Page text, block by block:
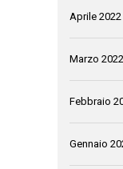
Aprile 2022
Marzo 2022
Febbraio
Gennaio